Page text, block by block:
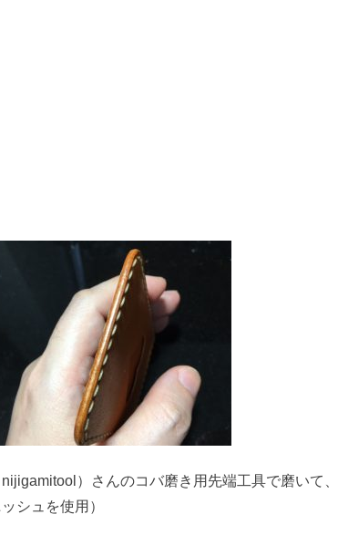
nijigamitool）さんのコバ磨き用先端工具で磨いて、
シュを使用）